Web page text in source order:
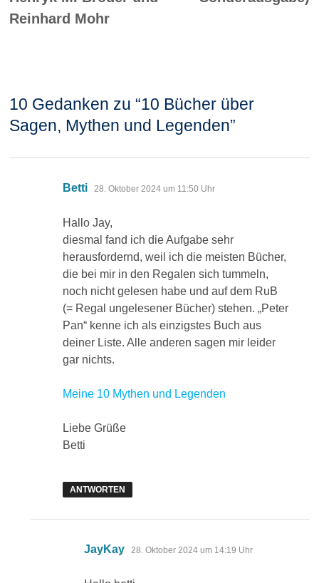
Reinhard Mohr
10 Gedanken zu “10 Bücher über
Sagen, Mythen und Legenden”
Betti sagt:
28. Oktober 2024 um 11:50 Uhr
Hallo Jay,
diesmal fand ich die Aufgabe sehr
herausfordernd, weil ich die meisten Bücher,
die bei mir in den Regalen sich tummeln,
noch nicht gelesen habe und auf dem RuB
(= Regal ungelesener Bücher) stehen. „Peter
Pan“ kenne ich als einzigstes Buch aus
deiner Liste. Alle anderen sagen mir leider
gar nichts.
Meine 10 Mythen und Legenden
Liebe Grüße
Betti
ANTWORTEN
JayKay sagt:
28. Oktober 2024 um 14:19 Uhr